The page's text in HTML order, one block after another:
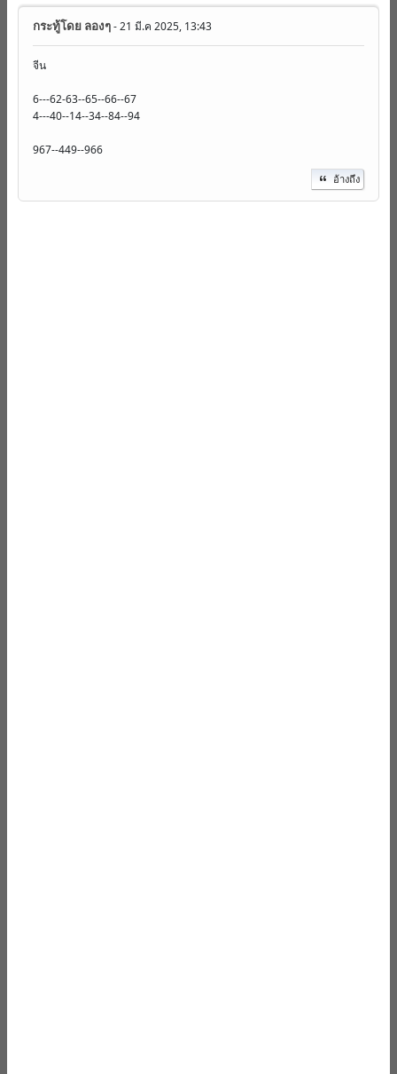
กระทู้โดย ลองๆ- 21 มี.ค 2025, 13:43
จีน
6---62-63--65--66--67
4---40--14--34--84--94
967--449--966
อ้างถึง